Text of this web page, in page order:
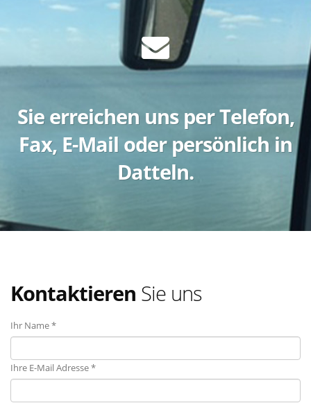
Sie erreichen uns per Telefon,
Fax, E-Mail oder persönlich in
Datteln.
Kontaktieren Sie uns
Ihr Name *
Ihre E-Mail Adresse *